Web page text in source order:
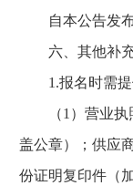
自本公告发布
六、其他补充
1.报名时需提
（1）营业执照
盖公章）；供应
份证明复印件（